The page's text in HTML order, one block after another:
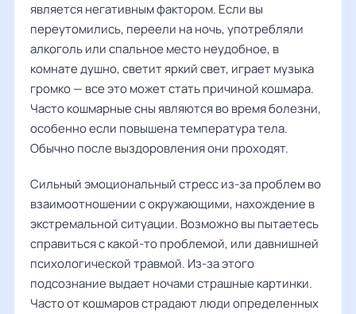
является негативным фактором. Если вы
переутомились, переели на ночь, употребляли
алкоголь или спальное место неудобное, в
комнате душно, светит яркий свет, играет музыка
громко — все это может стать причиной кошмара.
Часто кошмарные сны являются во время болезни,
особенно если повышена температура тела.
Обычно после выздоровления они проходят.
Сильный эмоциональный стресс из-за проблем во
взаимоотношении с окружающими, нахождение в
экстремальной ситуации. Возможно вы пытаетесь
справиться с какой-то проблемой, или давнишней
психологической травмой. Из-за этого
подсознание выдает ночами страшные картинки.
Часто от кошмаров страдают люди определенных